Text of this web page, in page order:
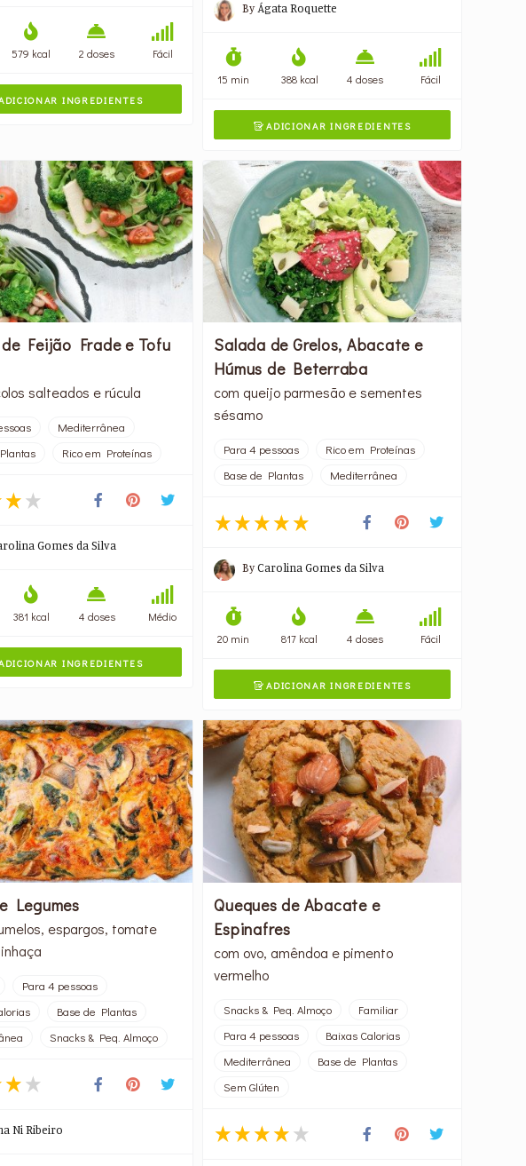
579 kcal 2 doses Fácil
INGREDIENTES
ByÁgata Roquette
15 min 388 kcal 4 doses Fácil
ADICIONAR INGREDIENTES
Feijão Frade e Tofu
salteados e rúcula
Mediterrânea
Rico em Proteínas
Gomes da Silva
381 kcal 4 doses Médio
INGREDIENTES
Salada de Grelos, Abacate e
Húmus de Beterraba
com queijo parmesão e sementes
sésamo
Para 4 pessoas
Rico em Proteínas
Base de Plantas
Mediterrânea
ByCarolina Gomes da Silva
20 min 817 kcal 4 doses Fácil
ADICIONAR INGREDIENTES
Legumes
espargos, tomate
Para 4 pessoas
Base de Plantas
Snacks & Peq. Almoço
Ni Ribeiro
Queques de Abacate e
Espinafres
com ovo, amêndoa e pimento
vermelho
Snacks & Peq. Almoço
Familiar
Para 4 pessoas
Baixas Calorias
Mediterrânea
Base de Plantas
Sem Glúten